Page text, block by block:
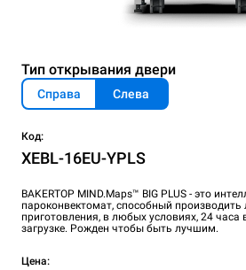
Тип открывания двери
Справа Слева
Код:
XEBL-16EU-YPLS
BAKERTOP MIND.Maps™ BIG PLUS - это
пароконвектомат, способный
приготовления, в любых условиях, 24 часа
загрузке. Рожден чтобы быть лучшим.
Цена: